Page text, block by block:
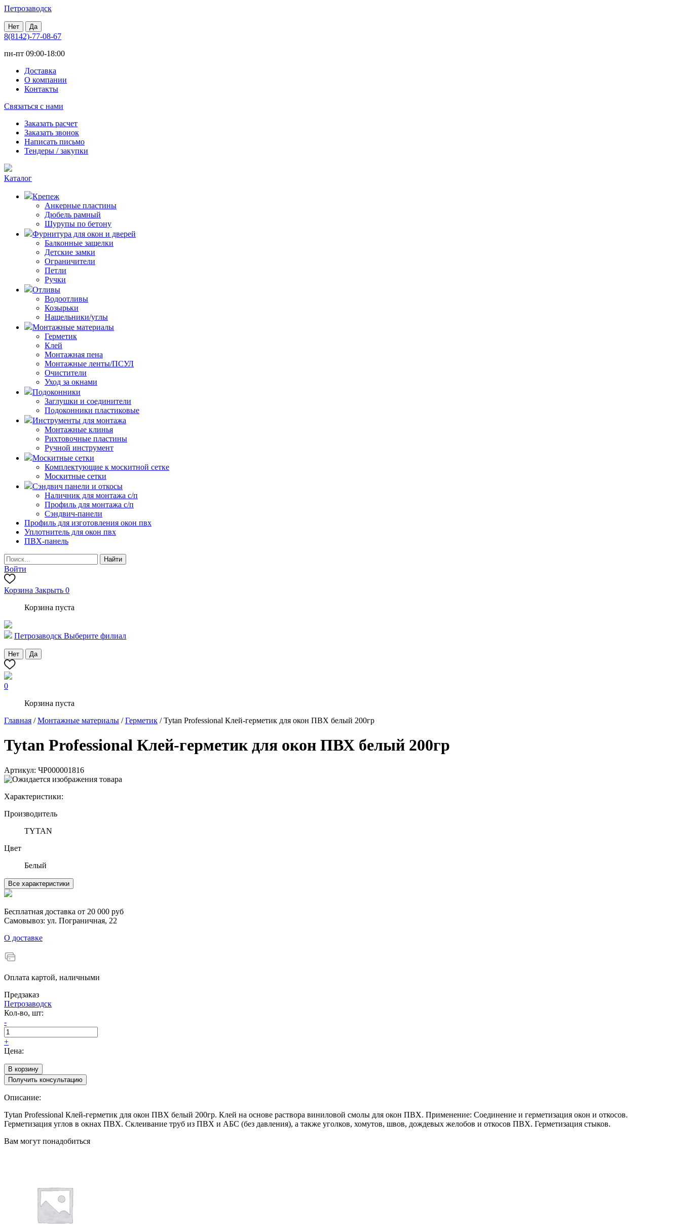
Петрозаводск
Нет Да
8(8142)-77-08-67
пн-пт 09:00-18:00
Доставка
О компании
Контакты
Связаться с нами
Заказать расчет
Заказать звонок
Написать письмо
Тендеры / закупки
Каталог
Крепеж
Анкерные пластины
Дюбель рамный
Шурупы по бетону
Фурнитура для окон и дверей
Балконные защелки
Детские замки
Ограничители
Петли
Ручки
Отливы
Водоотливы
Козырьки
Нащельники/углы
Монтажные материалы
Герметик
Клей
Монтажная пена
Монтажные ленты/ПСУЛ
Очистители
Уход за окнами
Подоконники
Заглушки и соединители
Подоконники пластиковые
Инструменты для монтажа
Монтажные клинья
Рихтовочные пластины
Ручной инструмент
Москитные сетки
Комплектующие к москитной сетке
Москитные сетки
Сэндвич панели и откосы
Наличник для монтажа с/п
Профиль для монтажа с/п
Сэндвич-панели
Профиль для изготовления окон пвх
Уплотнитель для окон пвх
ПВХ-панель
Войти
Корзина Закрыть 0
Корзина пуста
Петрозаводск Выберите филиал
Нет Да
0
Корзина пуста
Главная /Монтажные материалы /Герметик / Tytan Professional Клей-герметик для окон ПВХ белый 200гр
Tytan Professional Клей-герметик для окон ПВХ белый 200гр
Артикул: ЧР000001816
Характеристики:
Производитель
TYTAN
Цвет
Белый
Все характеристики
Бесплатная доставка от 20 000 руб
Самовывоз: ул. Пограничная, 22
О доставке
Оплата картой, наличными
Предзаказ
Петрозаводск
Кол-во, шт:
-
Количество
товара
Tytan
Professional
Клей-
герметик
для
окон
белый
200гр
+
Цена:
В корзину
Получить консультацию
Описание:
Tytan Professional Клей-герметик для окон ПВХ белый 200гр. Клей на основе раствора виниловой смолы для окон ПВХ. Применение: Соединение и герметизация окон и откосов.
Герметизация углов в окнах ПВХ. Склеивание труб из ПВХ и АБС (без давления), а также уголков, хомутов, швов, дождевых желобов и откосов ПВХ. Герметизация стыков.
Вам могут понадобиться